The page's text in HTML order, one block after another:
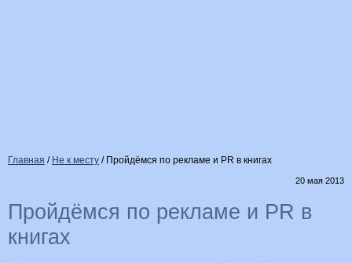
Главная / Не к месту / Пройдёмся по рекламе и PR в книгах
20 мая 2013
Пройдёмся по рекламе и PR в
книгах